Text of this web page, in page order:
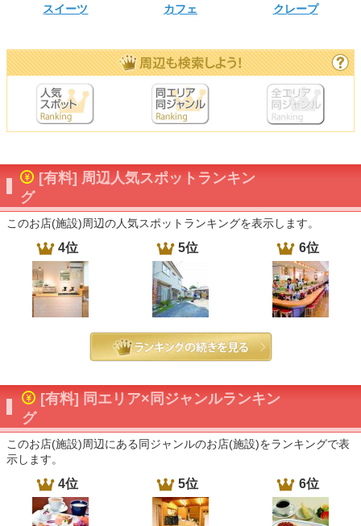
スイーツ
カフェ クレープ
[有料] 周辺人気スポットランキン
グ
このお店(施設)周辺の人気スポットランキングを表示します。
4位 5位 6位
[有料] 同エリア×同ジャンルランキン
グ
このお店(施設)周辺にある同ジャンルのお店(施設)をランキングで表
示します。
4位 5位 6位